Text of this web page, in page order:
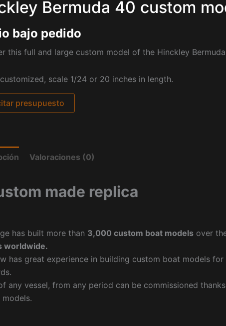
Bermuda 40 custom
bajo pedido
this full and large custom model of the Hinckley
scale 1/24 or 20 inches in length.
presupuesto
Valoraciones (0)
made replica
has built more than 3,000 custom boat models over
worldwide.
has great experience in building custom boat models for
any vessel, from any period can be commissioned